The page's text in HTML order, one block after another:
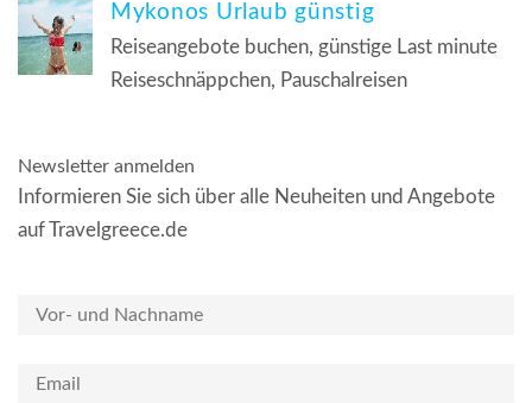
Mykonos Urlaub günstig
Reiseangebote buchen, günstige Last minute
Reiseschnäppchen, Pauschalreisen
Newsletter anmelden
Informieren Sie sich über alle Neuheiten und Angebote
auf Travelgreece.de